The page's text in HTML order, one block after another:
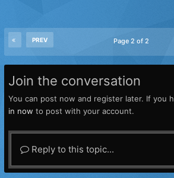
PREV Page 2 of 2
Join the conversation
You can post now and register later. If you
in now to post with your account.
Reply to this topic...